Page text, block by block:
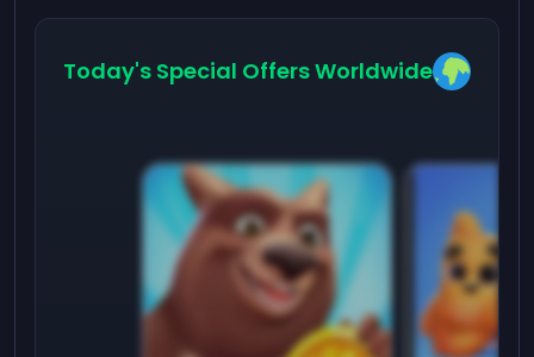
Today's Special Offers Worldwide